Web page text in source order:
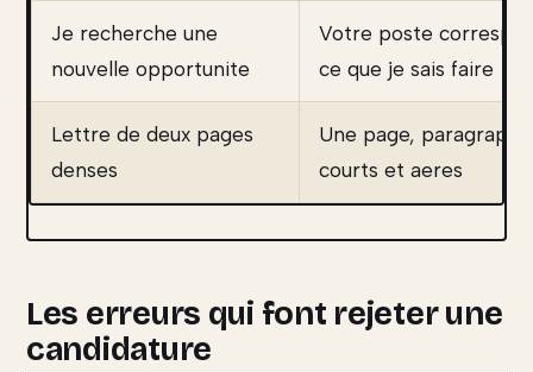
Je recherche une
nouvelle opportunite
Votre poste
ce que je sais faire
Lettre de deux pages
denses
Une page,
courts et aeres
Les erreurs qui font rejeter une
candidature